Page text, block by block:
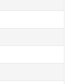
にした100床
のチーム医
験がある方を
です。特
職によって
職場環境が整